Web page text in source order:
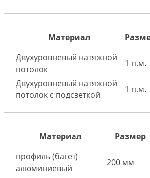
Материал
Двухуровневый натяжной
потолок
1 п.м.
Двухуровневый натяжной
потолок с подсветкой
1 п.м.
Материал Размер
профиль (багет)
алюминиевый
200 мм